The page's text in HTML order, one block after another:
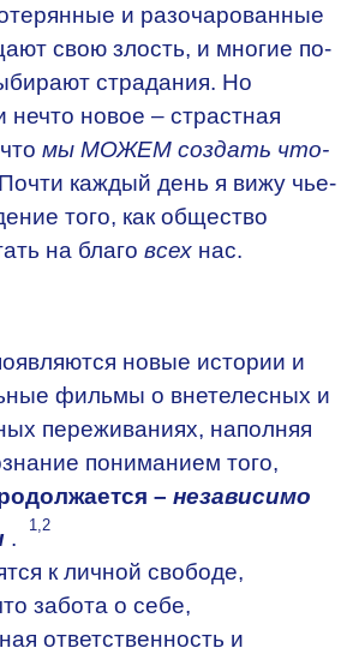
и разочарованные
свою злость, и многие по-
страдания. Но
нечто новое – страстная
мы МОЖЕМ создать что-
каждый день я вижу чье-
того, как общество
на благо всех нас.
новые истории и
фильмы о внетелесных и
переживаниях, наполняя
пониманием того,
– независимо
.
1,2
к личной свободе,
забота о себе,
ответственность и